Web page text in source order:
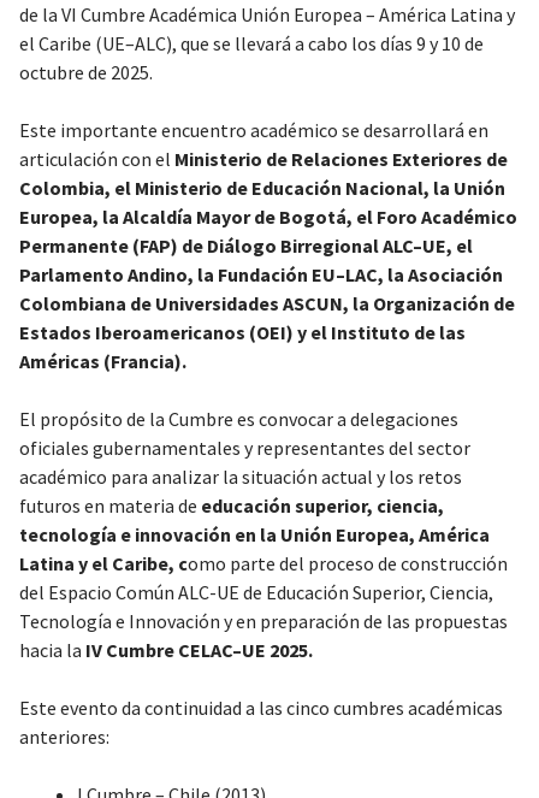
de la VI Cumbre Académica Unión Europea – América Latina y
el Caribe (UE–ALC), que se llevará a cabo los días 9 y 10 de
octubre de 2025.
Este importante encuentro académico se desarrollará en
articulación con el Ministerio de Relaciones Exteriores de
Colombia, el Ministerio de Educación Nacional, la Unión
Europea, la Alcaldía Mayor de Bogotá, el Foro Académico
Permanente (FAP) de Diálogo Birregional ALC–UE, el
Parlamento Andino, la Fundación EU–LAC, la Asociación
Colombiana de Universidades ASCUN, la Organización de
Estados Iberoamericanos (OEI) y el Instituto de las
Américas (Francia).
El propósito de la Cumbre es convocar a delegaciones
oficiales gubernamentales y representantes del sector
académico para analizar la situación actual y los retos
futuros en materia de educación superior, ciencia,
tecnología e innovación en la Unión Europea, América
Latina y el Caribe, como parte del proceso de construcción
del Espacio Común ALC-UE de Educación Superior, Ciencia,
Tecnología e Innovación y en preparación de las propuestas
hacia la IV Cumbre CELAC–UE 2025.
Este evento da continuidad a las cinco cumbres académicas
anteriores: